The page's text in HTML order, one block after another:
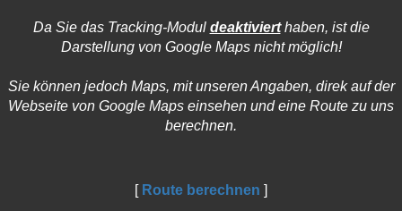
Da Sie das Tracking-Modul deaktivierthaben, ist die
Darstellung von Google Maps nicht möglich!
Sie können jedoch Maps, mit unseren Angaben, direk auf der
Webseite von Google Maps einsehen und eine Route zu uns
berechnen.
[ Route berechnen ]